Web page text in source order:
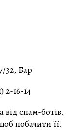
32, Бар
2-16-14
від спам-ботів.
побачити її.